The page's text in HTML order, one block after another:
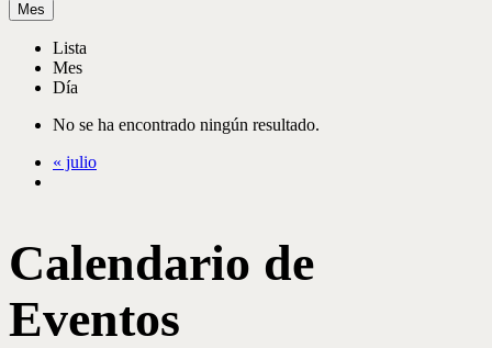
Mes
Lista
Mes
Día
No se ha encontrado ningún resultado.
« julio
Calendario de
Eventos